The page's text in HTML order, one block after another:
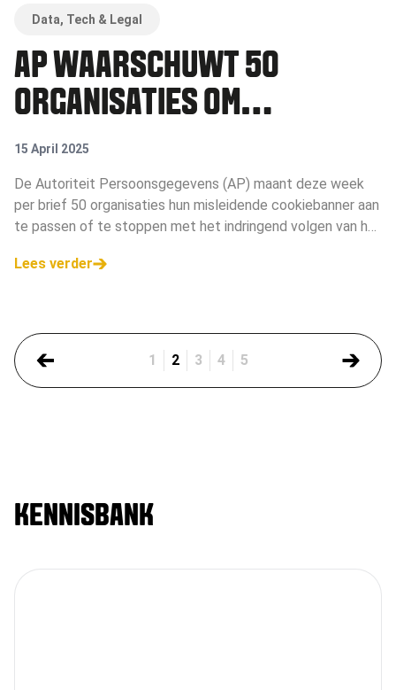
Data, Tech & Legal
AP WAARSCHUWT 50
ORGANISATIES OM
MISLEIDENDE
COOKIEBANNER
15 April 2025
De Autoriteit Persoonsgegevens (AP) maant deze week
per brief 50 organisaties hun misleidende cookiebanner aan
te passen of te stoppen met het indringend volgen van hun
Lees verder
1 2 3 4 5
KENNISBANK